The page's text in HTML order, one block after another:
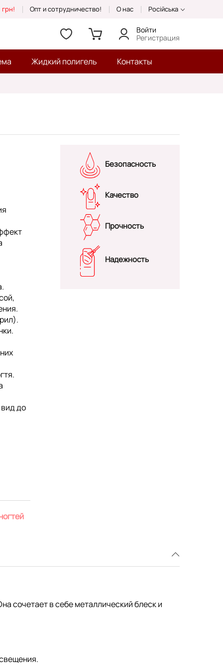
грн! Опт и сотрудничество! О нас Російська
Войти
Регистрация
Жидкий полигель Контакты
до
Безопасность
Качество
Прочность
Надежность
сочетает в себе металлический блеск и